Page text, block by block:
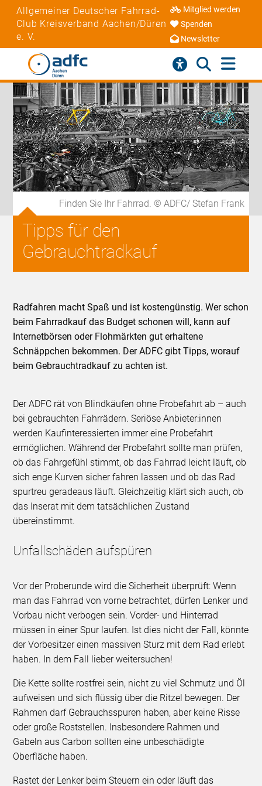
Allgemeiner Deutscher Fahrrad-
Club Kreisverband Aachen/Düren
e. V.
Mitglied werden
Spenden
Newsletter
Finden Sie Ihr Fahrrad. © ADFC/ Stefan Frank
Tipps für den
Gebrauchtradkauf
Radfahren macht Spaß und ist kostengünstig. Wer schon
beim Fahrradkauf das Budget schonen will, kann auf
Internetbörsen oder Flohmärkten gut erhaltene
Schnäppchen bekommen. Der ADFC gibt Tipps, worauf
beim Gebrauchtradkauf zu achten ist.
Der ADFC rät von Blindkäufen ohne Probefahrt ab – auch
bei gebrauchten Fahrrädern. Seriöse Anbieter:innen
werden Kaufinteressierten immer eine Probefahrt
ermöglichen. Während der Probefahrt sollte man prüfen,
ob das Fahrgefühl stimmt, ob das Fahrrad leicht läuft, ob
sich enge Kurven sicher fahren lassen und ob das Rad
spurtreu geradeaus läuft. Gleichzeitig klärt sich auch, ob
das Inserat mit dem tatsächlichen Zustand
übereinstimmt.
Unfallschäden aufspüren
Vor der Proberunde wird die Sicherheit überprüft: Wenn
man das Fahrrad von vorne betrachtet, dürfen Lenker und
Vorbau nicht verbogen sein. Vorder- und Hinterrad
müssen in einer Spur laufen. Ist dies nicht der Fall, könnte
der Vorbesitzer einen massiven Sturz mit dem Rad erlebt
haben. In dem Fall lieber weitersuchen!
Die Kette sollte rostfrei sein, nicht zu viel Schmutz und Öl
aufweisen und sich flüssig über die Ritzel bewegen. Der
Rahmen darf Gebrauchsspuren haben, aber keine Risse
oder große Roststellen. Insbesondere Rahmen und
Gabeln aus Carbon sollten eine unbeschädigte
Oberfläche haben.
Rastet der Lenker beim Steuern ein oder läuft das